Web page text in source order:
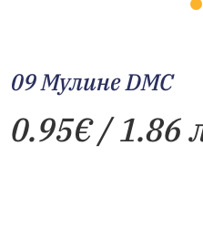
09 Мулине DMC
0.95€/ 1.86